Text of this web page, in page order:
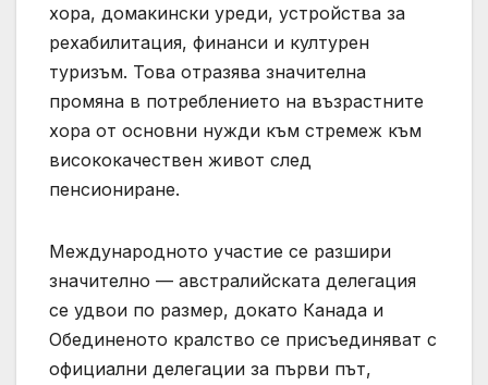
хора, домакински уреди, устройства за
рехабилитация, финанси и културен
туризъм. Това отразява значителна
промяна в потреблението на възрастните
хора от основни нужди към стремеж към
висококачествен живот след
пенсиониране.
Международното участие се разшири
значително — австралийската делегация
се удвои по размер, докато Канада и
Обединеното кралство се присъединяват с
официални делегации за първи път,